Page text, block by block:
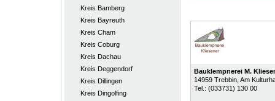
Kreis Bamberg
Kreis Bayreuth
Kreis Cham
Kreis Coburg
Kreis Dachau
Kreis Deggendorf
Kreis Dillingen
Kreis Dingolfing
Bauklempnerei M.
14959 Trebbin, Am
Tel.: (033731) 130 00